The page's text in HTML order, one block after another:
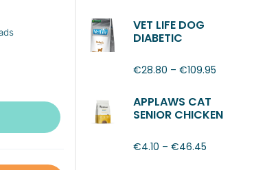
VET LIFE DOG
DIABETIC
€28.80 – €109.95
APPLAWS CAT
SENIOR CHICKEN
€4.10 – €46.45